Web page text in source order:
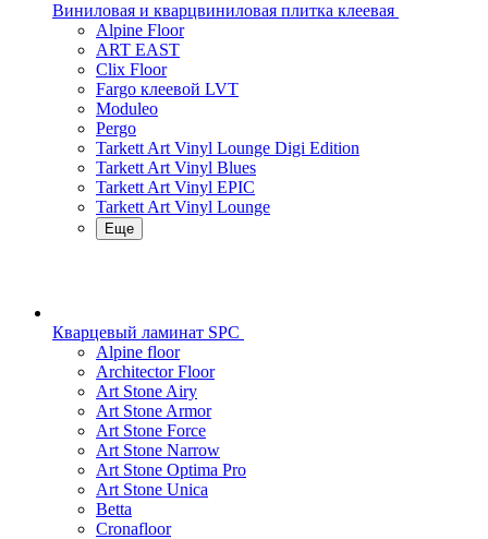
Виниловая и кварцвиниловая плитка клеевая
Alpine Floor
ART EAST
Clix Floor
Fargo клеевой LVT
Moduleo
Pergo
Tarkett Art Vinyl Lounge Digi Edition
Tarkett Art Vinyl Blues
Tarkett Art Vinyl EPIC
Tarkett Art Vinyl Lounge
Еще
Кварцевый ламинат SPC
Alpine floor
Architector Floor
Art Stone Airy
Art Stone Armor
Art Stone Force
Art Stone Narrow
Art Stone Optima Pro
Art Stone Unica
Betta
Cronafloor